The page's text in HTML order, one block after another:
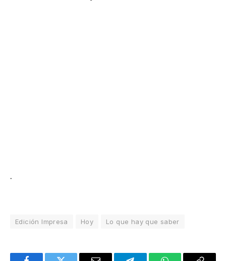
.
Edición Impresa Hoy Lo que hay que saber